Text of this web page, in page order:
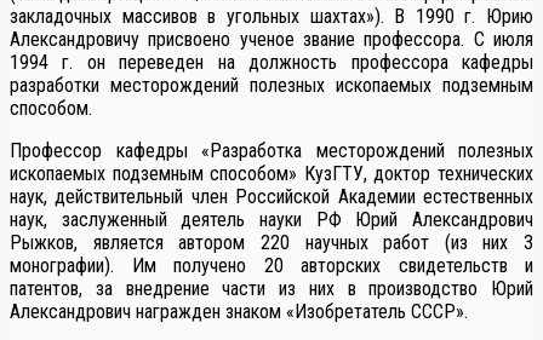
закладочных массивов в угольных шахтах»). В 1990 г. Юрию
Александровичу присвоено ученое звание профессора. С июля
1994 г. он переведен на должность профессора кафедры
разработки месторождений полезных ископаемых подземным
способом.
Профессор кафедры «Разработка месторождений полезных
ископаемых подземным способом» КузГТУ, доктор технических
наук, действительный член Российской Академии естественных
наук, заслуженный деятель науки РФ Юрий Александрович
Рыжков, является автором 220 научных работ (из них 3
монографии). Им получено 20 авторских свидетельств и
патентов, за внедрение части из них в производство Юрий
Александрович награжден знаком «Изобретатель СССР».